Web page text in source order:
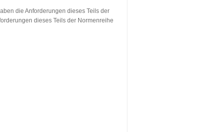
die Anforderungen dieses Teils der
dieses Teils der Normenreihe